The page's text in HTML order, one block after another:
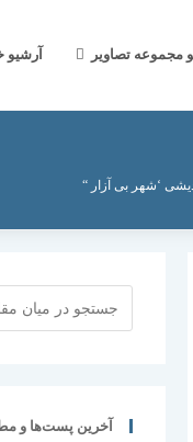
مجموعه تصاویر آرشیو
‘شهر بی آزار “
آخرین پست‌ها و